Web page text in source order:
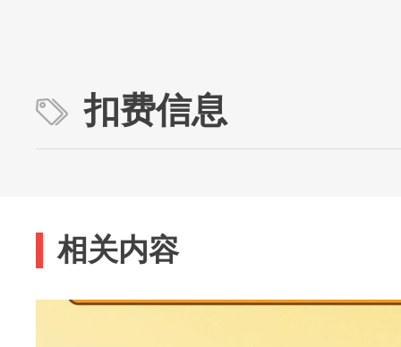
扣费信息
相关内容